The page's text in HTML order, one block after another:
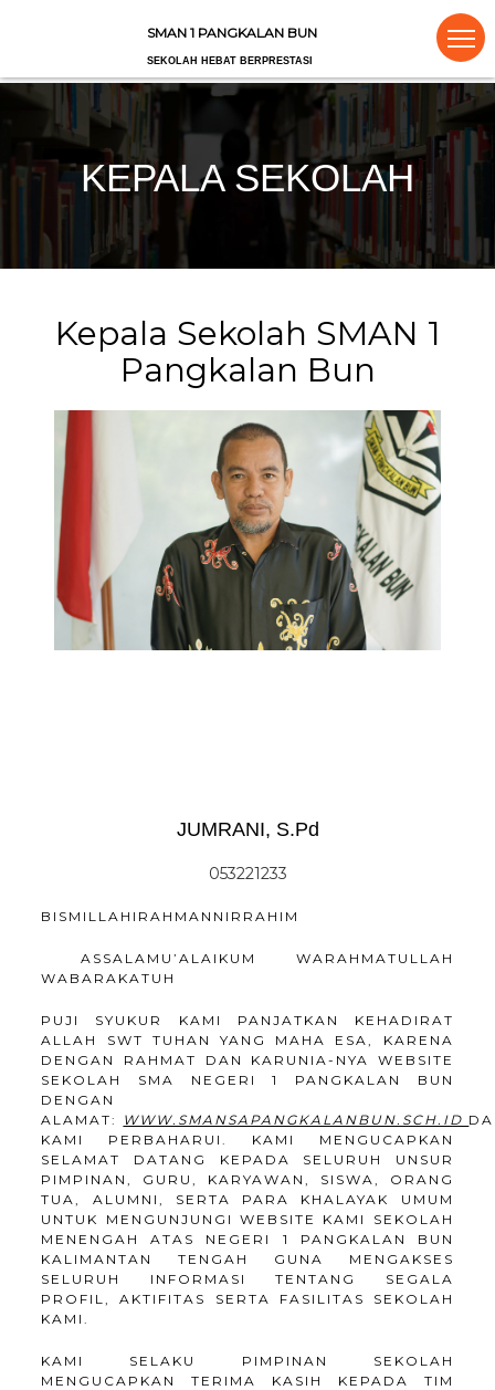
SMAN 1 PANGKALAN BUN
SEKOLAH HEBAT BERPRESTASI
KEPALA SEKOLAH
Kepala Sekolah SMAN 1
Pangkalan Bun
JUMRANI, S.Pd
053221233
BISMILLAHIRAHMANNIRRAHIM
ASSALAMU’ALAIKUM WARAHMATULLAH
WABARAKATUH
PUJI SYUKUR KAMI PANJATKAN KEHADIRAT
ALLAH SWT TUHAN YANG MAHA ESA, KARENA
DENGAN RAHMAT DAN KARUNIA-NYA WEBSITE
SEKOLAH SMA NEGERI 1 PANGKALAN BUN
DENGAN
ALAMAT:
WWW.SMANSAPANGKALANBUN.SCH.ID
KAMI PERBAHARUI. KAMI MENGUCAPKAN
SELAMAT DATANG KEPADA SELURUH UNSUR
PIMPINAN, GURU, KARYAWAN, SISWA, ORANG
TUA, ALUMNI, SERTA PARA KHALAYAK UMUM
UNTUK MENGUNJUNGI WEBSITE KAMI SEKOLAH
MENENGAH ATAS NEGERI 1 PANGKALAN BUN
KALIMANTAN TENGAH GUNA MENGAKSES
SELURUH INFORMASI TENTANG SEGALA
PROFIL, AKTIFITAS SERTA FASILITAS SEKOLAH
KAMI.
KAMI SELAKU PIMPINAN SEKOLAH
MENGUCAPKAN TERIMA KASIH KEPADA TIM